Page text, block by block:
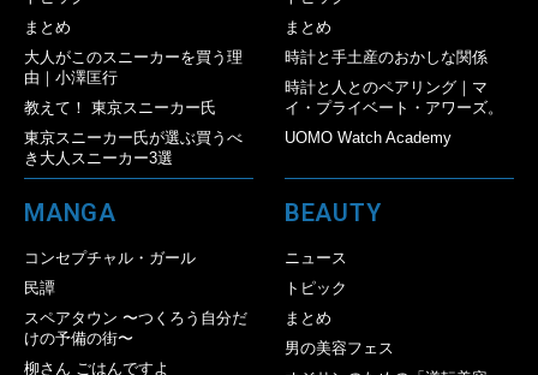
まとめ
大人がこのスニーカーを買う理
由｜小澤匡行
教えて！ 東京スニーカー氏
東京スニーカー氏が選ぶ買うべ
き大人スニーカー3選
まとめ
時計と手土産のおかしな関係
時計と人とのペアリング｜マ
イ・プライベート・アワーズ。
UOMO Watch Academy
MANGA
コンセプチャル・ガール
民譚
スペアタウン 〜つくろう自分だ
けの予備の街〜
柳さん ごはんですよ
BEAUTY
ニュース
トピック
まとめ
男の美容フェス